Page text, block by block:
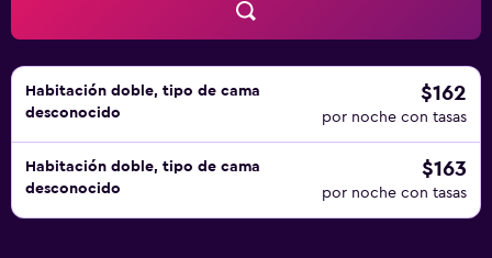
Habitación doble, tipo de cama
desconocido
$162
por noche con tasas
Habitación doble, tipo de cama
desconocido
$163
por noche con tasas